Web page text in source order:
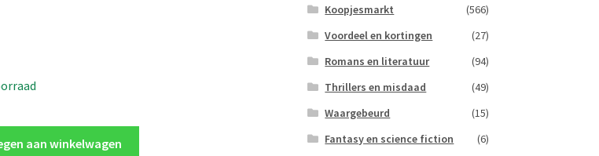
aan winkelwagen
Koopjesmarkt
(566)
Voordeel en kortingen
(27)
Romans en literatuur
(94)
Thrillers en misdaad
(49)
Waargebeurd
(15)
Fantasy en science fiction
(6)